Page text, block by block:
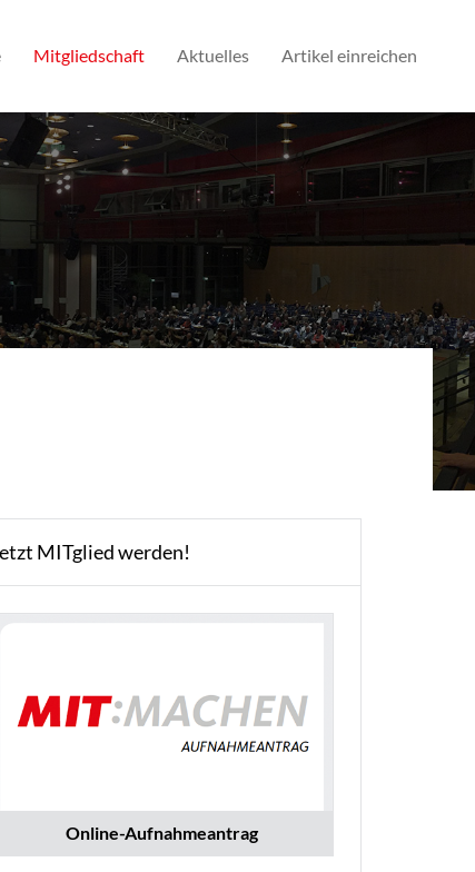
Mitgliedschaft Aktuelles Artikel einreichen
MITglied werden!
Online-Aufnahmeantrag